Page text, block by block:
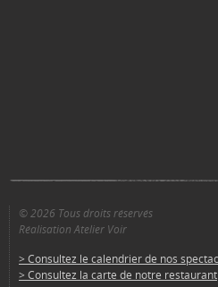
© 2026 Tous droits réservés
Réalisation Atelier Voir
> Consultez le calendrier de nos
> Consultez la carte de notre restaurant